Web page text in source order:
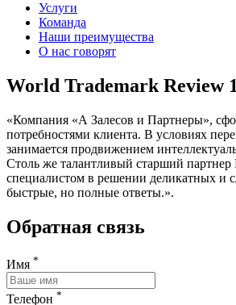
Услуги
Команда
Наши преимущества
О нас говорят
World Trademark Review
«Компания «А Залесов и Партнеры»,
потребностями клиента. В условиях
занимается продвижением
Столь же талантливый старший партнер
специалистом в решении деликатных и
быстрые, но полные ответы.».
Обратная связь
Имя *
Телефон *